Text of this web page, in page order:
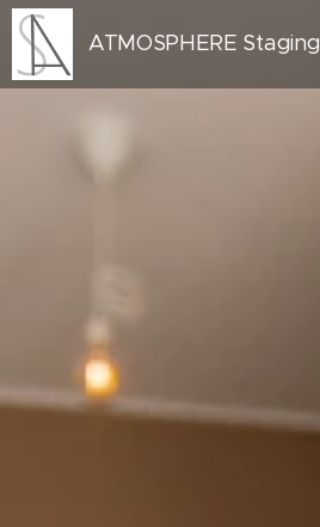
ATMOSPHERE Staging